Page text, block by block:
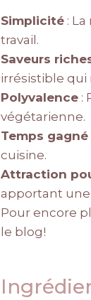
Simplicité :
travail.
Saveurs
irrésistible qui
Polyvalence :
végétarienne.
Temps gagné
cuisine.
Attraction
apportant une
Pour encore
le blog!